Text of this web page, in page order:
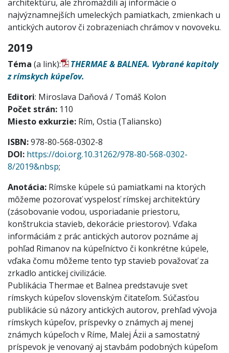
architektúru, ale zhromaždili aj informácie o
najvýznamnejších umeleckých pamiatkach, zmienkach u
antických autorov či zobrazeniach chrámov v novoveku.
2019
Téma (a link):
THERMAE & BALNEA. Vybrané kapitoly
z rímskych kúpeľov.
Editori: Miroslava Daňová / Tomáš Kolon
Počet strán: 110
Miesto exkurzie: Rím, Ostia (Taliansko)
ISBN:978-80-568-0302-8
DOI: https://doi.org.10.31262/978-80-568-0302-
8/2019&nbsp;
Anotácia: Rímske kúpele sú pamiatkami na ktorých
môžeme pozorovať vyspelosť rímskej architektúry
(zásobovanie vodou, usporiadanie priestoru,
konštrukcia stavieb, dekorácie priestorov). Vďaka
informáciám z prác antických autorov poznáme aj
pohľad Rimanov na kúpeľníctvo či konkrétne kúpele,
vďaka čomu môžeme tento typ stavieb považovať za
zrkadlo antickej civilizácie.
Publikácia Thermae et Balnea predstavuje svet
rímskych kúpeľov slovenským čitateľom. Súčasťou
publikácie sú názory antických autorov, prehľad vývoja
rímskych kúpeľov, príspevky o známych aj menej
známych kúpeľoch v Ríme, Malej Ázii a samostatný
príspevok je venovaný aj stavbám podobných kúpeľom